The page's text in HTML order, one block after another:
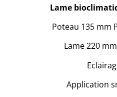
Lame
Poteau 135 mm
Lame 220
Application